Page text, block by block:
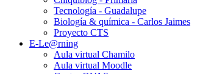
Tecnología - Guadalupe
Biología & química - Carlos Jaimes
Proyecto CTS
E-Le@rning
Aula virtual Chamilo
Aula virtual Moodle